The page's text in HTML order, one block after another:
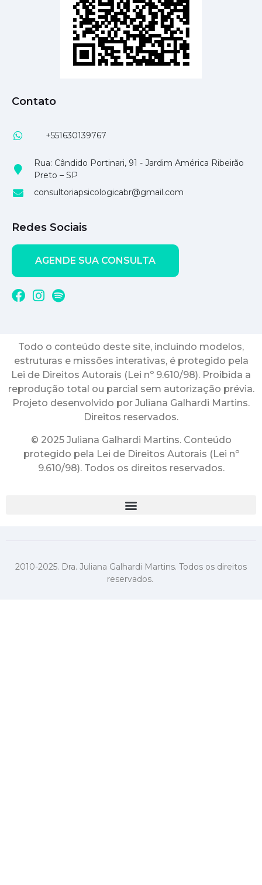
Contato
+551630139767
Rua: Cândido Portinari, 91 - Jardim América Ribeirão
Preto – SP
consultoriapsicologicabr@gmail.com
Redes Sociais
AGENDE SUA CONSULTA
Todo o conteúdo deste site, incluindo modelos,
estruturas e missões interativas, é protegido pela
Lei de Direitos Autorais (Lei nº 9.610/98). Proibida a
reprodução total ou parcial sem autorização prévia.
Projeto desenvolvido por Juliana Galhardi Martins.
Direitos reservados.
© 2025 Juliana Galhardi Martins. Conteúdo
protegido pela Lei de Direitos Autorais (Lei nº
9.610/98). Todos os direitos reservados.
2010-2025. Dra. Juliana Galhardi Martins. Todos os direitos
reservados.